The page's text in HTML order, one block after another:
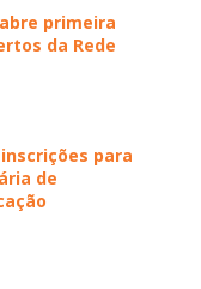
primeira
da Rede
para
de